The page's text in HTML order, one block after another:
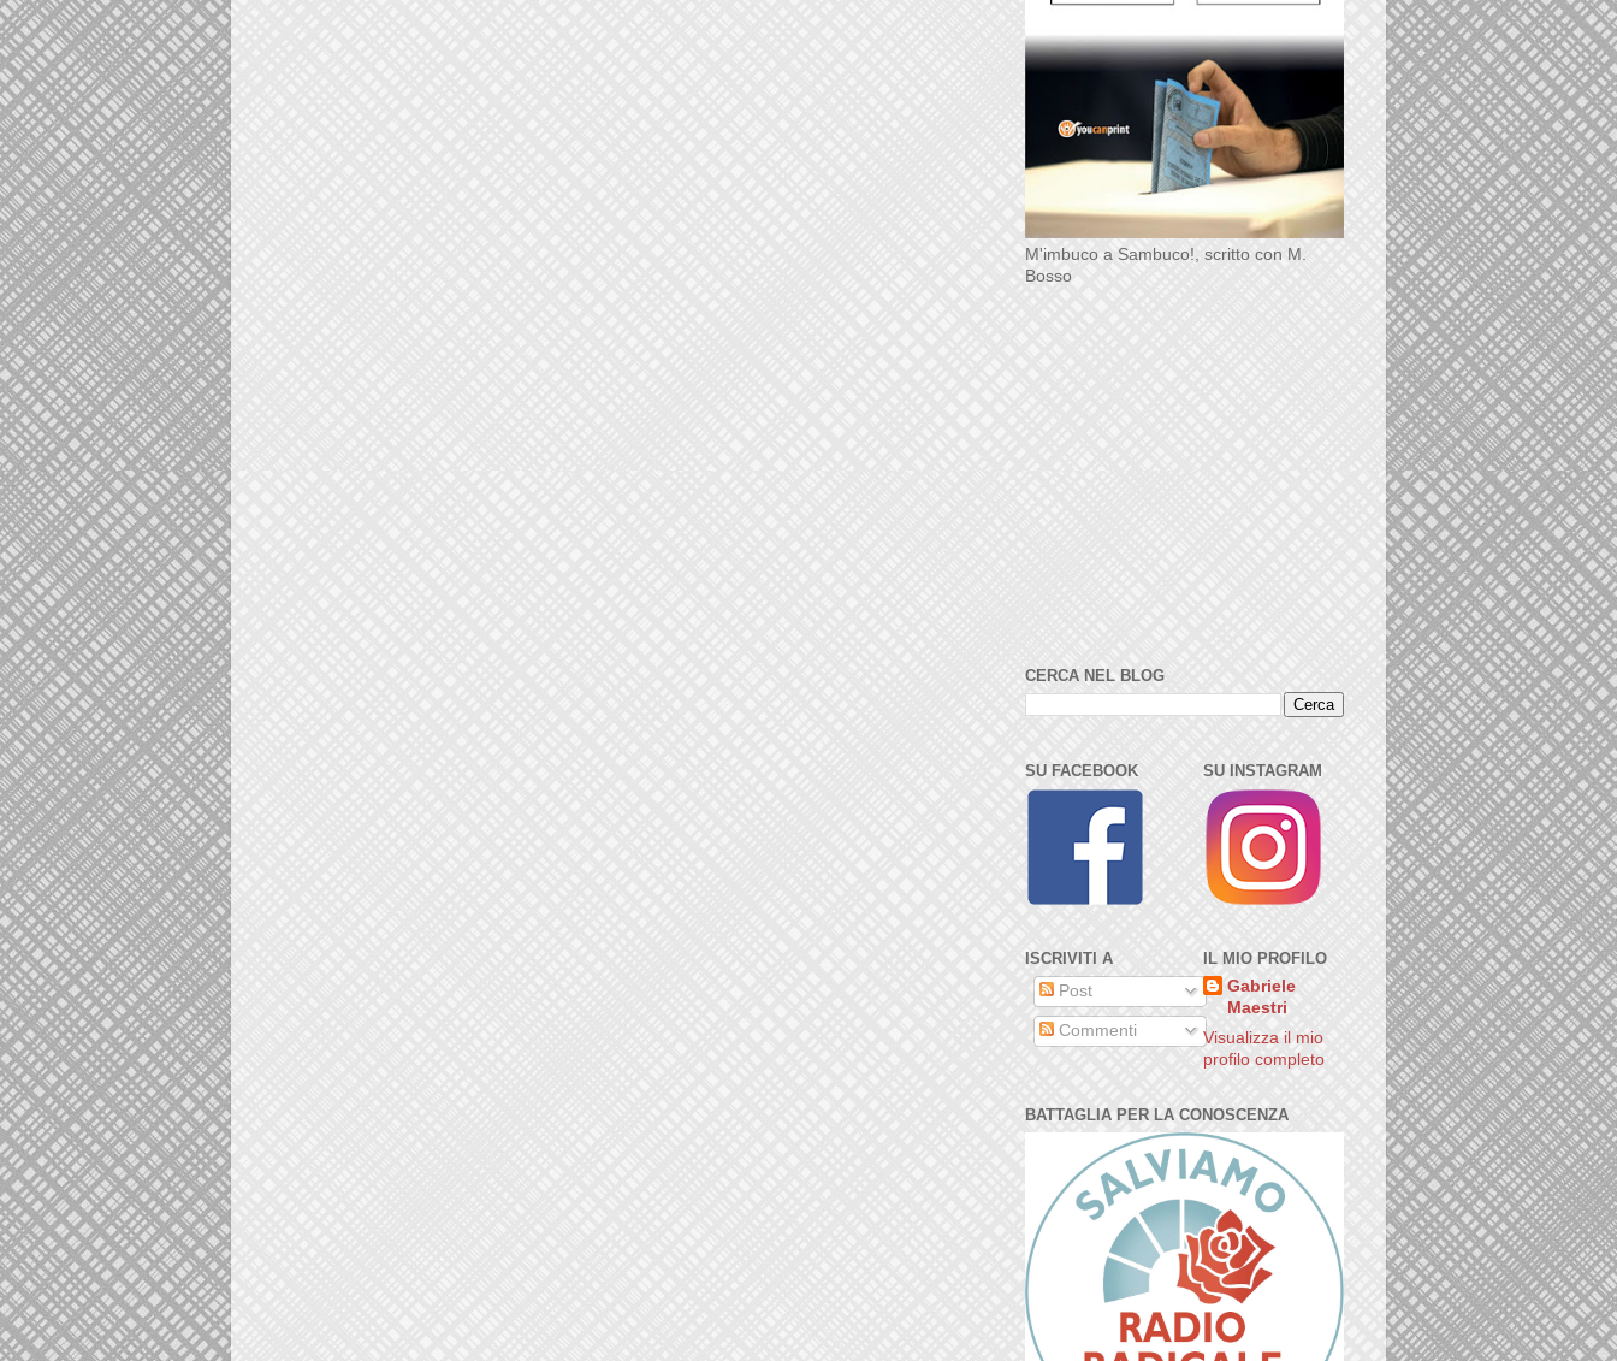
M'imbuco a Sambuco!, scritto con M.
Bosso
CERCA NEL BLOG
SU FACEBOOK
ISCRIVITI A
Post
Commenti
SU INSTAGRAM
IL MIO PROFILO
Gabriele
Maestri
Visualizza il mio
profilo completo
BATTAGLIA PER LA CONOSCENZA